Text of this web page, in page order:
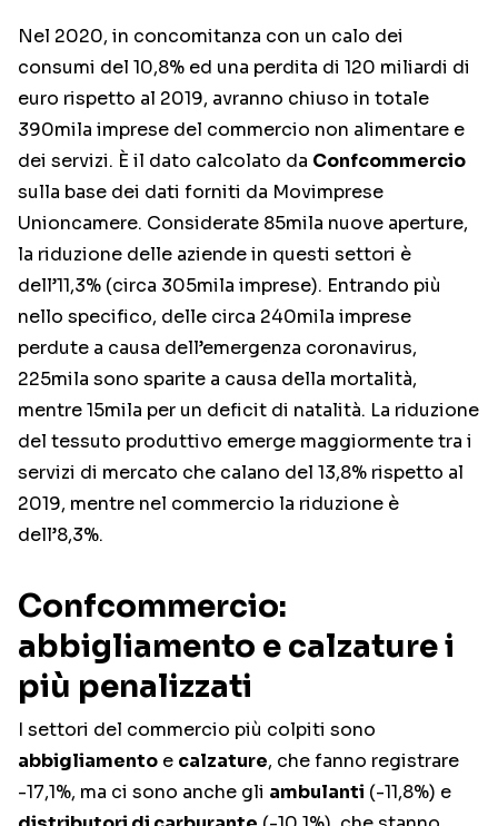
Nel 2020, in concomitanza con un calo dei
consumi del 10,8% ed una perdita di 120 miliardi di
euro rispetto al 2019, avranno chiuso in totale
390mila imprese del commercio non alimentare e
dei servizi. È il dato calcolato da Confcommercio
sulla base dei dati forniti da Movimprese
Unioncamere. Considerate 85mila nuove aperture,
la riduzione delle aziende in questi settori è
dell’11,3% (circa 305mila imprese). Entrando più
nello specifico, delle circa 240mila imprese
perdute a causa dell’emergenza coronavirus,
225mila sono sparite a causa della mortalità,
mentre 15mila per un deficit di natalità. La riduzione
del tessuto produttivo emerge maggiormente tra i
servizi di mercato che calano del 13,8% rispetto al
2019, mentre nel commercio la riduzione è
dell’8,3%.
Confcommercio:
abbigliamento e calzature i
più penalizzati
I settori del commercio più colpiti sono
abbigliamento e calzature, che fanno registrare
-17,1%, ma ci sono anche gli ambulanti (-11,8%) e